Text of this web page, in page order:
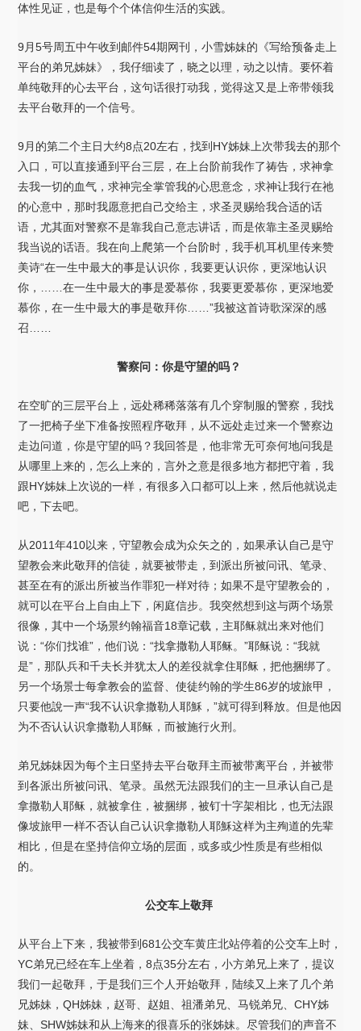
体性见证，也是每个个体信仰生活的实践。
9月5号周五中午收到邮件54期网刊，小雪姊妹的《写给预备走上
平台的弟兄姊妹》，我仔细读了，晓之以理，动之以情。要怀着
单纯敬拜的心去平台，这句话很打动我，觉得这又是上帝带领我
去平台敬拜的一个信号。
9月的第二个主日大约8点20左右，找到HY姊妹上次带我去的那个
入口，可以直接通到平台三层，在上台阶前我作了祷告，求神拿
去我一切的血气，求神完全掌管我的心思意念，求神让我行在祂
的心意中，那时我愿意把自己交给主，求圣灵赐给我合适的话
语，尤其面对警察不是靠我自己意志讲话，而是依靠主圣灵赐给
我当说的话语。我在向上爬第一个台阶时，我手机耳机里传来赞
美诗“在一生中最大的事是认识你，我要更认识你，更深地认识
你，……在一生中最大的事是爱慕你，我要更爱慕你，更深地爱
慕你，在一生中最大的事是敬拜你……”我被这首诗歌深深的感
召……
警察问：你是守望的吗？
在空旷的三层平台上，远处稀稀落落有几个穿制服的警察，我找
了一把椅子坐下准备按照程序敬拜，从不远处走过来一个警察边
走边问道，你是守望的吗？我回答是，他非常无可奈何地问我是
从哪里上来的，怎么上来的，言外之意是很多地方都把守着，我
跟HY姊妹上次说的一样，有很多入口都可以上来，然后他就说走
吧，下去吧。
从2011年410以来，守望教会成为众矢之的，如果承认自己是守
望教会来此敬拜的信徒，就要被带走，到派出所被问讯、笔录、
甚至在有的派出所被当作罪犯一样对待；如果不是守望教会的，
就可以在平台上自由上下，闲庭信步。我突然想到这与两个场景
很像，其中一个场景约翰福音18章记载，主耶稣就出来对他们
说：“你们找谁”，他们说：“找拿撒勒人耶稣。”耶稣说：“我就
是”，那队兵和千夫长并犹太人的差役就拿住耶稣，把他捆绑了。
另一个场景士每拿教会的监督、使徒约翰的学生86岁的坡旅甲，
只要他說一声“我不认识拿撒勒人耶穌，”就可得到释放。但是他因
为不否认认识拿撒勒人耶稣，而被施行火刑。
弟兄姊妹因为每个主日坚持去平台敬拜主而被带离平台，并被带
到各派出所被问讯、笔录。虽然无法跟我们的主一旦承认自己是
拿撒勒人耶稣，就被拿住，被捆绑，被钉十字架相比，也无法跟
像坡旅甲一样不否认自己认识拿撒勒人耶穌这样为主殉道的先辈
相比，但是在坚持信仰立场的层面，或多或少性质是有些相似
的。
公交车上敬拜
从平台上下来，我被带到681公交车黄庄北站停着的公交车上时，
YC弟兄已经在车上坐着，8点35分左右，小方弟兄上来了，提议
我们一起敬拜，于是我们三个人开始敬拜，陆续又上来了几个弟
兄姊妹，QH姊妹，赵哥、赵姐、祖潘弟兄、马锐弟兄、CHY姊
妹、SHW姊妹和从上海来的很喜乐的张姊妹。尽管我们的声音不